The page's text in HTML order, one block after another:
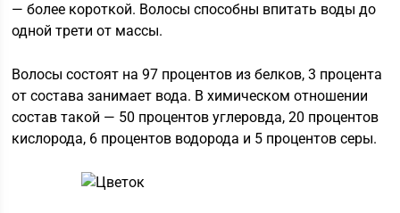
— более короткой. Волосы способны впитать воды до
одной трети от массы.
Волосы состоят на 97 процентов из белков, 3 процента
от состава занимает вода. В химическом отношении
состав такой — 50 процентов углеровда, 20 процентов
кислорода, 6 процентов водорода и 5 процентов серы.